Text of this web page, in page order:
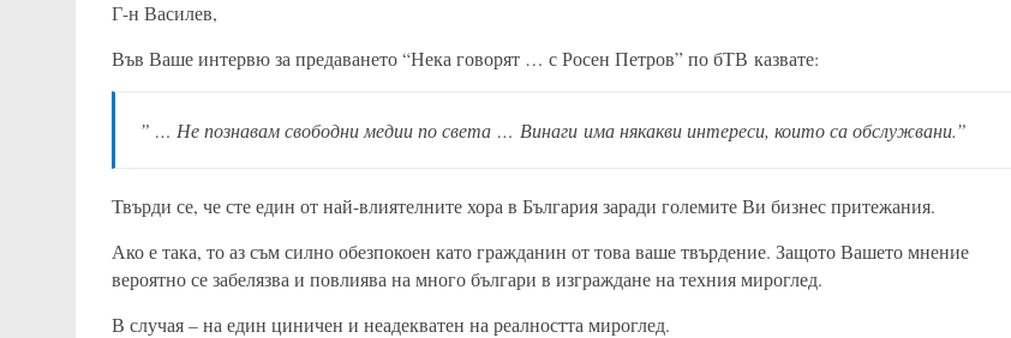
Г-н Василев,
Във Ваше интервю за предаването “Нека говорят … с Росен Петров” по бТВ казвате:
” … Не познавам свободни медии по света … Винаги има някакви интереси, които са обслужвани.”
Твърди се, че сте един от най-влиятелните хора в България заради големите Ви бизнес притежания.
Ако е така, то аз съм силно обезпокоен като гражданин от това ваше твърдение. Защото Вашето мнение
вероятно се забелязва и повлиява на много българи в изграждане на техния мироглед.
В случая – на един циничен и неадекватен на реалността мироглед.